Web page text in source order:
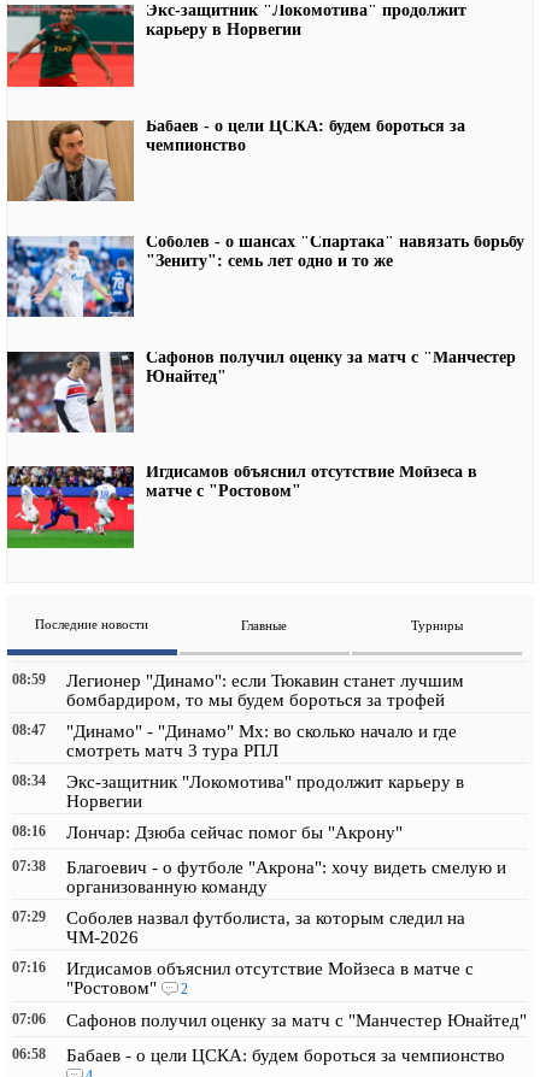
Экс-защитник "Локомотива" продолжит
карьеру в Норвегии
Бабаев - о цели ЦСКА: будем бороться за
чемпионство
Соболев - о шансах "Спартака" навязать борьбу
"Зениту": семь лет одно и то же
Сафонов получил оценку за матч с "Манчестер
Юнайтед"
Игдисамов объяснил отсутствие Мойзеса в
матче с "Ростовом"
Последние новости Главные Турниры
08:59
Легионер "Динамо": если Тюкавин станет лучшим
бомбардиром, то мы будем бороться за трофей
08:47
"Динамо" - "Динамо" Мх: во сколько начало и где
смотреть матч 3 тура РПЛ
08:34
Экс-защитник "Локомотива" продолжит карьеру в
Норвегии
08:16 Лончар: Дзюба сейчас помог бы "Акрону"
07:38
Благоевич - о футболе "Акрона": хочу видеть смелую и
организованную команду
07:29
Соболев назвал футболиста, за которым следил на
ЧМ-2026
07:16
Игдисамов объяснил отсутствие Мойзеса в матче с
"Ростовом"
2
07:06
Сафонов получил оценку за матч с "Манчестер Юнайтед"
06:58 Бабаев - о цели ЦСКА: будем бороться за чемпионство